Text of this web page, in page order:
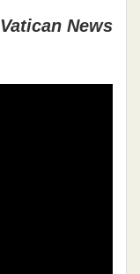
Vatican News